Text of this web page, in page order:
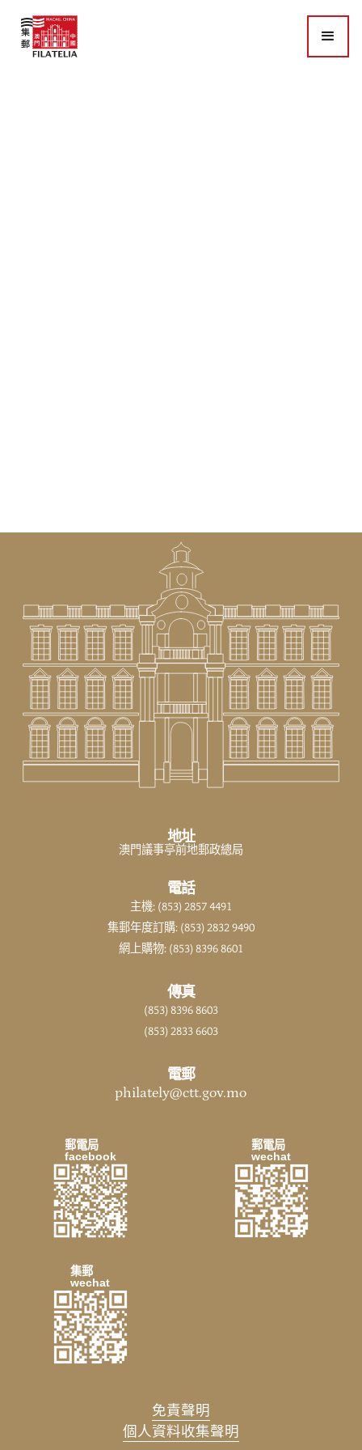
免責聲明
個人資料收集聲明
郵電局
facebook
郵電局
wechat
集郵
wechat
地址
澳門議事亭前地郵政總局
電話
主機: (853) 2857 4491
集郵年度訂購: (853) 2832 9490
網上購物: (853) 8396 8601
傳真
(853) 8396 8603
(853) 2833 6603
電郵
philately@ctt.gov.mo